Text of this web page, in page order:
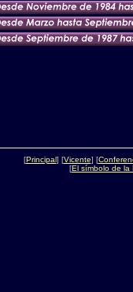
[Principal] [Vicente] [
[El símbolo de la